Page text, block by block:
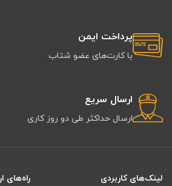
پرداخت ایمن
با کارت‌های عضو شتاب
ارسال سریع
ارسال حداکثر طی دو روز کاری
لینک‌های کاربردی راه‌های